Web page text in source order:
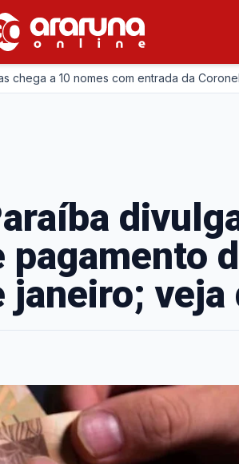
a 10 nomes com entrada da Coronel
janeiro; veja